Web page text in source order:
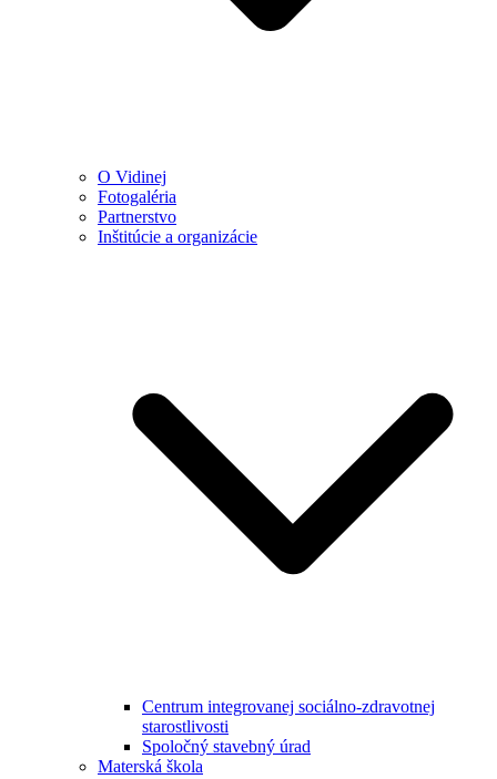
O Vidinej
Fotogaléria
Partnerstvo
Inštitúcie a organizácie
Centrum integrovanej sociálno-zdravotnej
starostlivosti
Spoločný stavebný úrad
Materská škola